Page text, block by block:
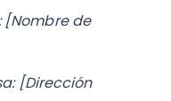
[Nombre de
[Dirección